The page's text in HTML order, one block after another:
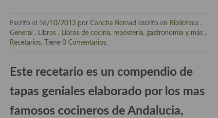
Tiendas especiales
Especias, hierbas, condimentos, espesantes y aditivos
Historia de la gastronomía, platos celebres, cocineros, críticos,
Escrito el 16/10/2013 por Concha Bernad escrito en Biblioteca ,
General
, Libros , Libros de cocina, repostería, gastronomía y más ,
Recetarios. Tiene 0 Comentarios.
Este recetario es un compendio de
tapas geniales elaborado por los mas
famosos cocineros de Andalucia,